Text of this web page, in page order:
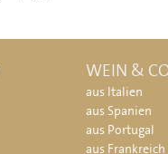
WEIN &
aus Italien
aus Spanien
aus Portugal
aus Frankreich